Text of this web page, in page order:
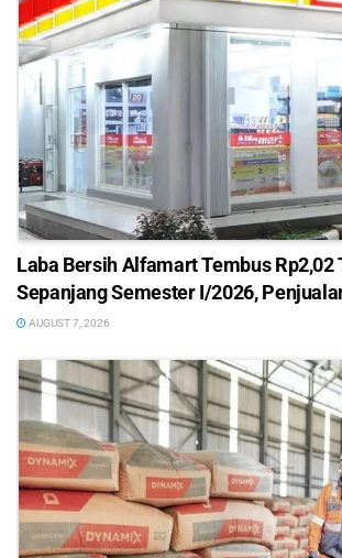
Laba Bersih Alfamart Tembus Rp2,02
Sepanjang Semester I/2026,
AUGUST 7, 2026